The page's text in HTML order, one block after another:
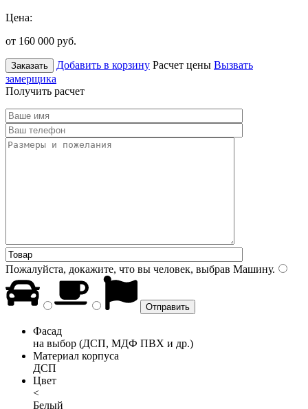
Цена:
от 160 000 руб.
Заказать Добавить в корзину Расчет цены Вызвать
замерщика
Получить расчет
Пожалуйста, докажите, что вы человек, выбрав Машину.
Фасад
на выбор (ДСП, МДФ ПВХ и др.)
Материал корпуса
ДСП
Цвет
<
Белый